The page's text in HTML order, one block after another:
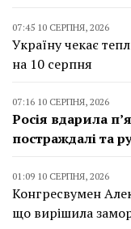
07:45 10 СЕРПНЯ, 2026
Україну чекає
на 10 серпня
07:16 10 СЕРПНЯ, 2026
Росія вдарила
постраждалі та
01:09 10 СЕРПНЯ, 2026
Конгресвумен
що вирішила